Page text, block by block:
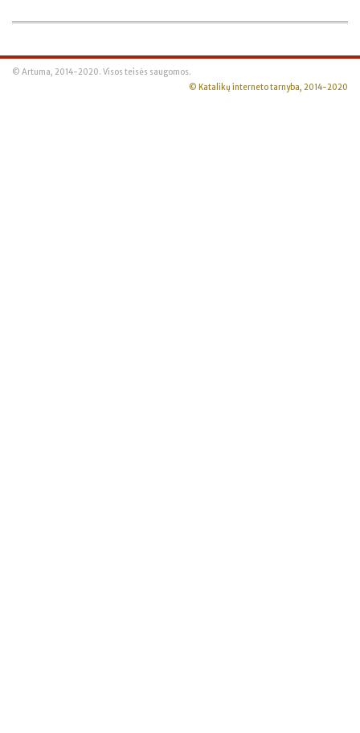
© Artuma, 2014-2020. Visos teisės saugomos.
© Katalikų interneto tarnyba, 2014-2020